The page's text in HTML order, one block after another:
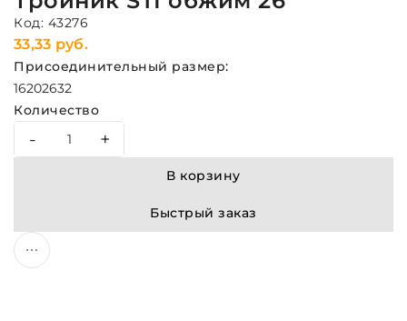
Код: 43276
33,33 руб.
Присоединительный размер:
16202632
Количество
- +
В корзину
Быстрый заказ